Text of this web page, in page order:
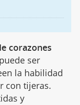
corazones
puede ser
la habilidad
con tijeras.
y